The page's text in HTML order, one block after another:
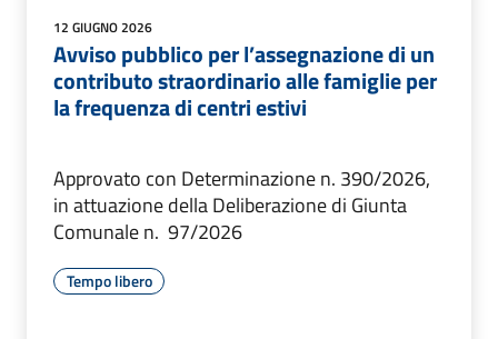
12 GIUGNO 2026
Avviso pubblico per l’assegnazione di un
contributo straordinario alle famiglie per
la frequenza di centri estivi
Approvato con Determinazione n. 390/2026,
in attuazione della Deliberazione di Giunta
Comunale n. 97/2026
Tempo libero